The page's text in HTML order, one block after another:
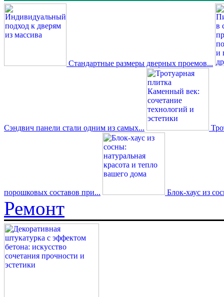
Стандартные размеры дверных проемов...
Сэндвич панели стали одним из самых...
порошковых составов при... Блок-хаус из
Ремонт